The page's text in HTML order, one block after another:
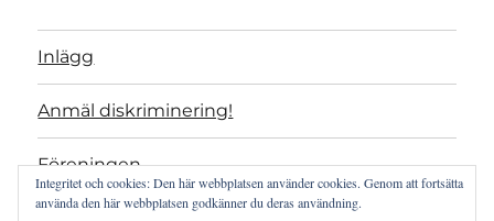
Inlägg
Anmäl diskriminering!
Föreningen
Integritet och cookies: Den här webbplatsen använder cookies. Genom att fortsätta
använda den här webbplatsen godkänner du deras användning.